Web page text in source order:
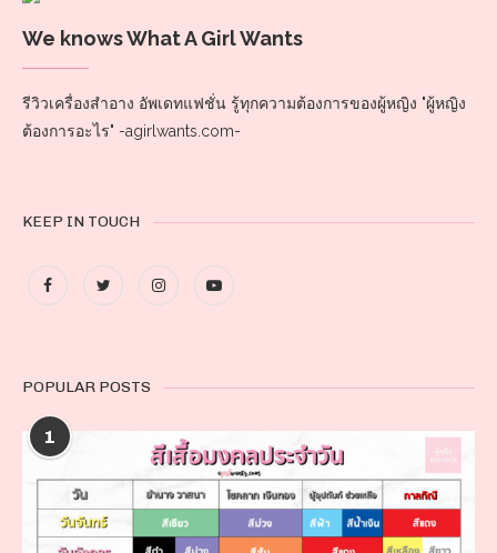
We knows What A Girl Wants
รีวิวเครื่องสำอาง อัพเดทแฟชั่น รู้ทุกความต้องการของผู้หญิง "ผู้หญิง
ต้องการอะไร" -agirlwants.com-
KEEP IN TOUCH
POPULAR POSTS
1